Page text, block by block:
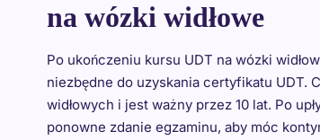
na wózki widłowe
Po ukończeniu kursu UDT na wózki
niezbędne do uzyskania certyfikatu UDT.
widłowych i jest ważny przez 10 lat. Po
ponowne zdanie egzaminu, aby móc